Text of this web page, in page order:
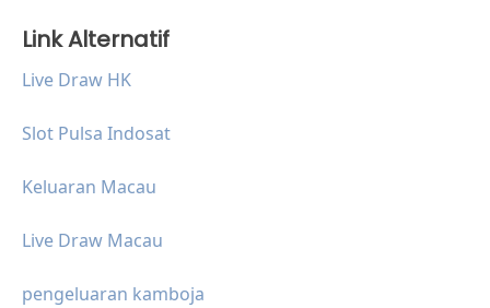
Link Alternatif
Live Draw HK
Slot Pulsa Indosat
Keluaran Macau
Live Draw Macau
pengeluaran kamboja